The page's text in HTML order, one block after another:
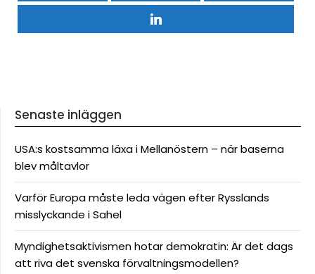
Senaste inläggen
USA:s kostsamma läxa i Mellanöstern – när baserna
blev måltavlor
Varför Europa måste leda vägen efter Rysslands
misslyckande i Sahel
Myndighetsaktivismen hotar demokratin: Är det dags
att riva det svenska förvaltningsmodellen?